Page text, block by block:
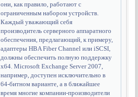
они, как правило, работают с
ограниченным набором устройств.
Каждый уважающий себя
производитель серверного аппаратного
обеспечения, предлагающий, к примеру,
адаптеры HBA Fiber Channel или iSCSI,
должны обеспечить полную поддержку
x64. Microsoft Exchange Server 2007,
например, доступен исключительно в
64-битном варианте, а в ближайшее
время многие компании-производители